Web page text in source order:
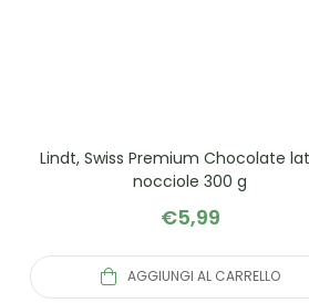
Lindt, Swiss Premium Chocolate
nocciole 300 g
€5,99
AGGIUNGI AL CARRELLO